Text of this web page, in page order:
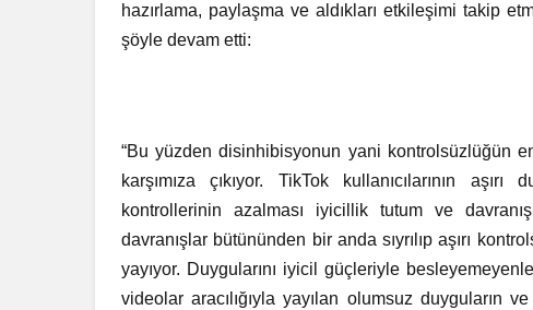
hazırlama, paylaşma ve aldıkları etkileşimi takip
şöyle devam etti:
“Bu yüzden disinhibisyonun yani kontrolsüzlüğün
karşımıza çıkıyor. TikTok kullanıcılarının
kontrollerinin azalması iyicillik tutum ve
davranışlar bütününden bir anda sıyrılıp aşırı
yayıyor. Duygularını iyicil güçleriyle
videolar aracılığıyla yayılan olumsuz duyguların